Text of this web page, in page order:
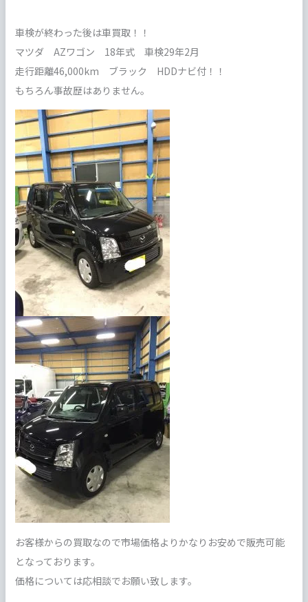
車検が終わった後は車買取！！
マツダ AZワゴン 18年式 車検29年2月
走行距離46,000km ブラック HDDナビ付！！
もちろん事故歴はありません。
お客様からの買取なので市場価格よりかなりお安めで販売可能
となっております。
価格については応相談でお願い致します。